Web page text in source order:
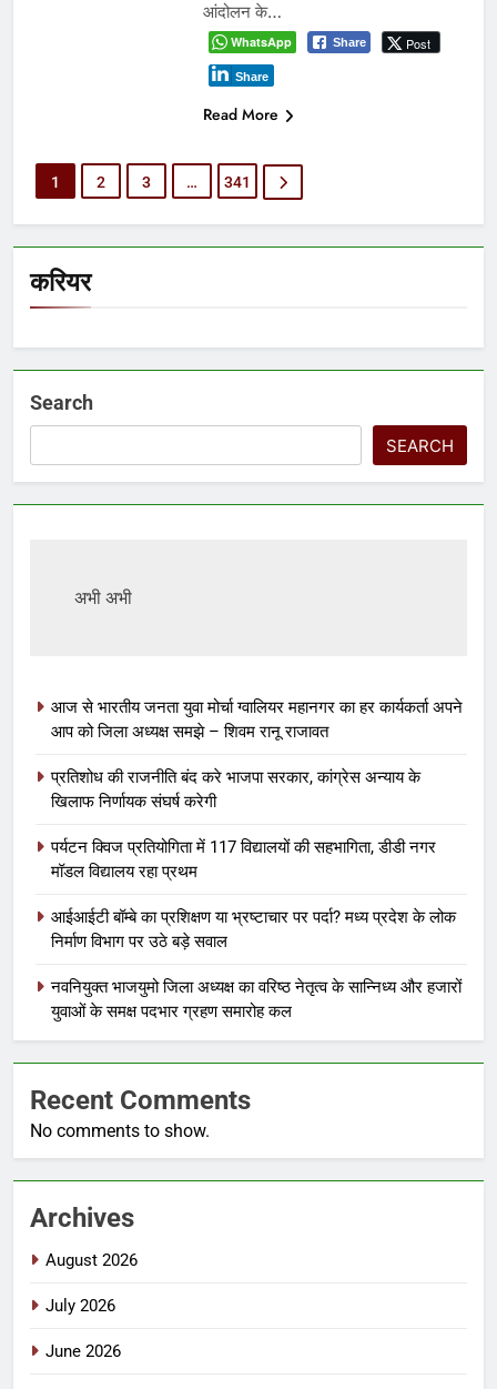
करियर
आंदोलन के…
WhatsApp Share Post
Share
Read More
1 2 3 … 341
Search
SEARCH
अभी अभी
आज से भारतीय जनता युवा मोर्चा ग्वालियर महानगर का हर कार्यकर्ता अपने
आप को जिला अध्यक्ष समझे – शिवम रानू राजावत
प्रतिशोध की राजनीति बंद करे भाजपा सरकार, कांग्रेस अन्याय के
खिलाफ निर्णायक संघर्ष करेगी
पर्यटन क्विज प्रतियोगिता में 117 विद्यालयों की सहभागिता, डीडी नगर
मॉडल विद्यालय रहा प्रथम
आईआईटी बॉम्बे का प्रशिक्षण या भ्रष्टाचार पर पर्दा? मध्य प्रदेश के लोक
निर्माण विभाग पर उठे बड़े सवाल
नवनियुक्त भाजयुमो जिला अध्यक्ष का वरिष्ठ नेतृत्व के सान्निध्य और हजारों
युवाओं के समक्ष पदभार ग्रहण समारोह कल
Recent Comments
No comments to show.
Archives
August 2026
July 2026
June 2026